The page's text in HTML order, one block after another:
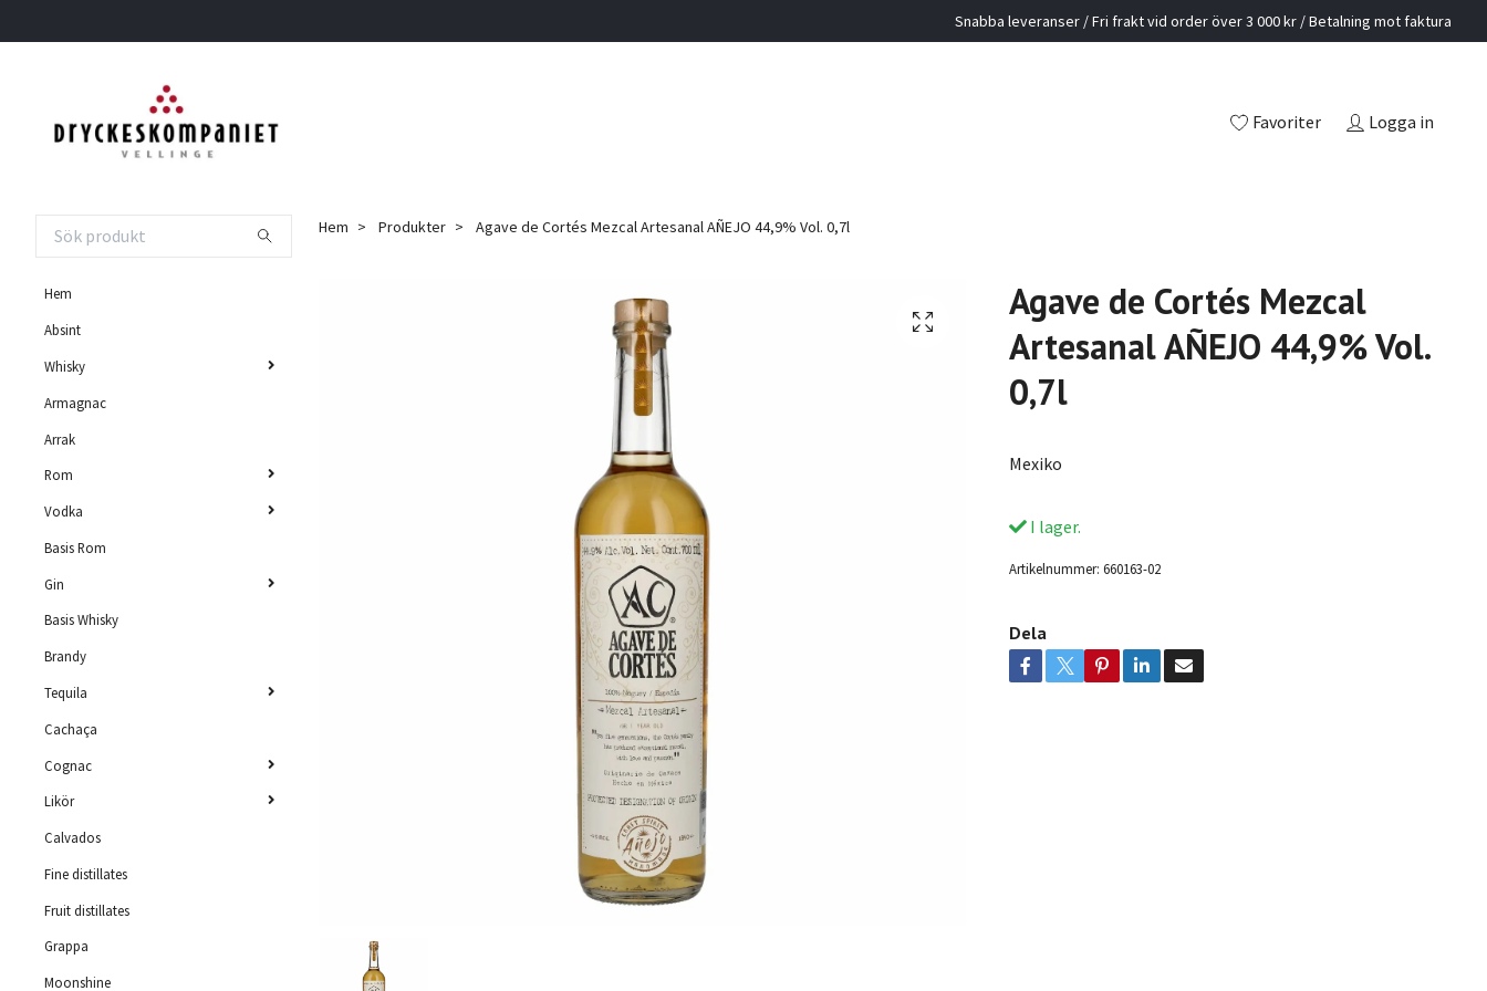
Snabba leveranser / Fri frakt vid order över 3 000 kr / Betalning mot faktura
Favoriter Logga in
Hem
Absint
Whisky
Armagnac
Arrak
Rom
Vodka
Basis Rom
Gin
Basis Whisky
Brandy
Tequila
Cachaça
Cognac
Likör
Calvados
Fine distillates
Fruit distillates
Grappa
Moonshine
Hem Produkter Agave de Cortés Mezcal Artesanal AÑEJO 44,9% Vol. 0,7l
Agave de Cortés Mezcal
Artesanal AÑEJO 44,9% Vol.
0,7l
Mexiko
I lager.
Artikelnummer: 660163-02
Dela